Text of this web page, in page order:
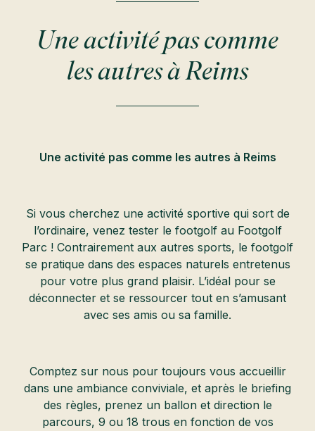
Une activité pas comme
les autres à Reims
Une activité pas comme les autres à Reims
Si vous cherchez une activité sportive qui sort de
l’ordinaire, venez tester le footgolf au Footgolf
Parc ! Contrairement aux autres sports, le footgolf
se pratique dans des espaces naturels entretenus
pour votre plus grand plaisir. L’idéal pour se
déconnecter et se ressourcer tout en s’amusant
avec ses amis ou sa famille.
Comptez sur nous pour toujours vous accueillir
dans une ambiance conviviale, et après le briefing
des règles, prenez un ballon et direction le
parcours, 9 ou 18 trous en fonction de vos